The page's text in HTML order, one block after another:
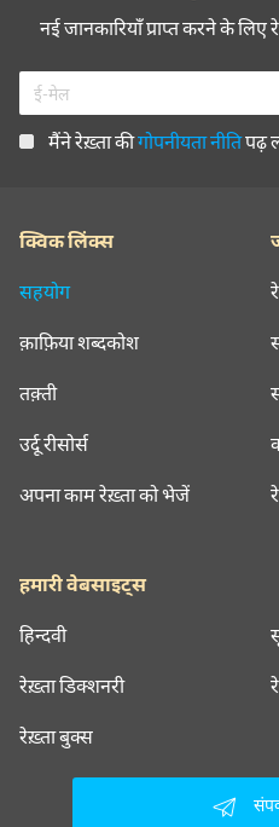
नई जानकारियाँ प्राप्त करने के
मैंने रेख़्ता कीगोपनीयता नीतिपढ़
क्विक लिंक्स
सहयोग
क़ाफ़िया शब्दकोश
तक़्ती
उर्दू रीसोर्स
अपना काम रेख़्ता को भेजें
हमारी वेबसाइट्स
हिन्दवी
रेख़्ता डिक्शनरी
रेख़्ता बुक्स